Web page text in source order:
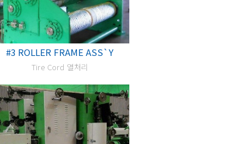
#3 ROLLER FRAME ASS`Y
Tire Cord 열처리